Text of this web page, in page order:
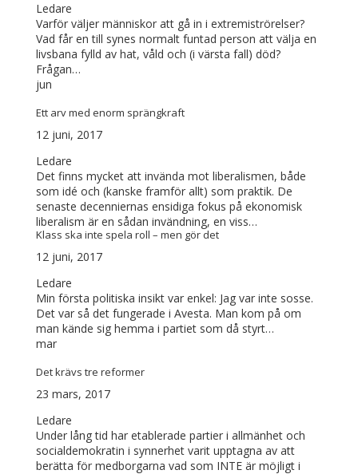
Ledare
Varför väljer människor att gå in i extremiströrelser?
Vad får en till synes normalt funtad person att välja en
livsbana fylld av hat, våld och (i värsta fall) död?
Frågan…
jun
Ett arv med enorm sprängkraft
12 juni, 2017
Ledare
Det finns mycket att invända mot liberalismen, både
som idé och (kanske framför allt) som praktik. De
senaste decenniernas ensidiga fokus på ekonomisk
liberalism är en sådan invändning, en viss…
Klass ska inte spela roll – men gör det
12 juni, 2017
Ledare
Min första politiska insikt var enkel: Jag var inte sosse.
Det var så det fungerade i Avesta. Man kom på om
man kände sig hemma i partiet som då styrt…
mar
Det krävs tre reformer
23 mars, 2017
Ledare
Under lång tid har etablerade partier i allmänhet och
socialdemokratin i synnerhet varit upptagna av att
berätta för medborgarna vad som INTE är möjligt i